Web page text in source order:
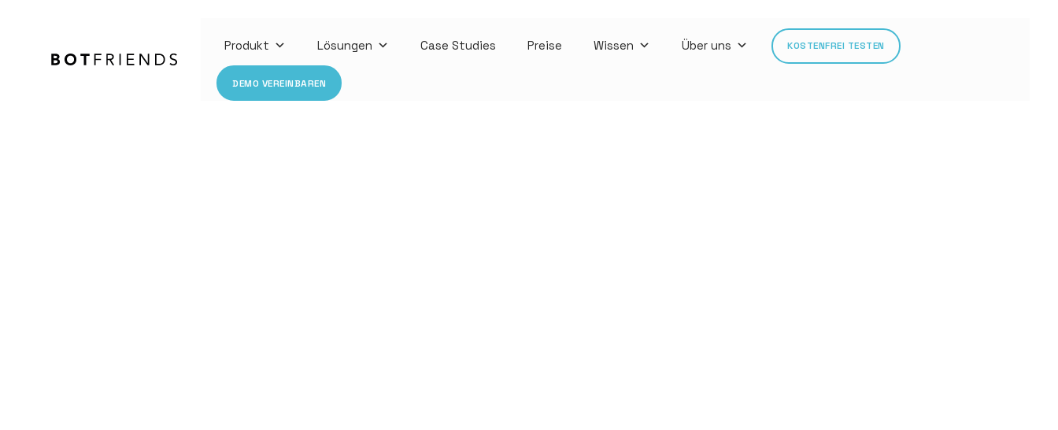
Produkt Lösungen Case Studies Preise Wissen Über uns KOSTENFREI TESTEN
DEMO VEREINBAREN